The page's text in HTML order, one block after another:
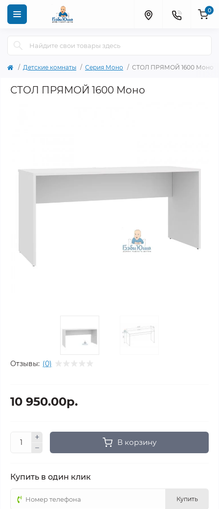
0
Детские комнаты Серия Моно СТОЛ ПРЯМОЙ 1600 Моно
СТОЛ ПРЯМОЙ 1600 Моно
Отзывы: (0)
10 950.00р.
В корзину
Купить в один клик
Купить